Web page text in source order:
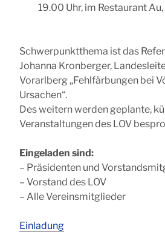
19.00 Uhr, im Restaurant
Schwerpunktthema ist das
Johanna Kronberger,
Vorarlberg „Fehlfärbungen bei
Ursachen“.
Des weitern werden geplante,
Veranstaltungen des LOV
Eingeladen sind:
– Präsidenten und
– Vorstand des LOV
– Alle Vereinsmitglieder
Einladung